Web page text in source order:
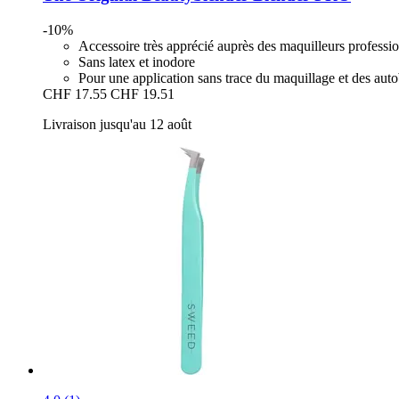
-10%
Accessoire très apprécié auprès des maquilleurs
Sans latex et inodore
Pour une application sans trace du maquillage et des
CHF 17.55 CHF 19.51
Livraison jusqu'au 12 août